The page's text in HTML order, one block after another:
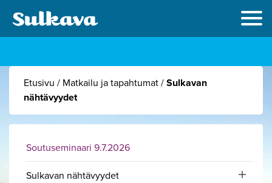
Etusivu / Matkailu ja tapahtumat/Sulkavan
nähtävyydet
Soutuseminaari 9.7.2026
Sulkavan nähtävyydet
Toggle